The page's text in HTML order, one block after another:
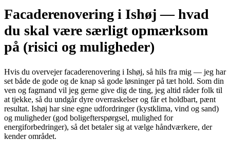
Facaderenovering i Ishøj — hvad
du skal være særligt opmærksom
på (risici og muligheder)
Hvis du overvejer facaderenovering i Ishøj, så hils fra mig — jeg har
set både de gode og de knap så gode løsninger på tæt hold. Som din
ven og fagmand vil jeg gerne give dig de ting, jeg altid råder folk til
at tjekke, så du undgår dyre overraskelser og får et holdbart, pænt
resultat. Ishøj har sine egne udfordringer (kystklima, vind og sand)
og muligheder (god boligefterspørgsel, mulighed for
energiforbedringer), så det betaler sig at vælge håndværkere, der
kender området.